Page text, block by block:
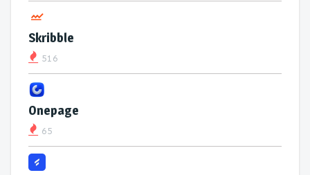
Skribble
516
Onepage
65